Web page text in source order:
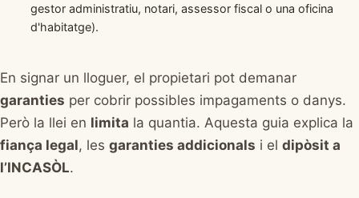
gestor administratiu, notari, assessor fiscal o una oficina
d'habitatge).
En signar un lloguer, el propietari pot demanar
garanties per cobrir possibles impagaments o danys.
Però la llei en limita la quantia. Aquesta guia explica la
fiança legal, les garanties addicionals i el dipòsit a
l’INCASÒL.